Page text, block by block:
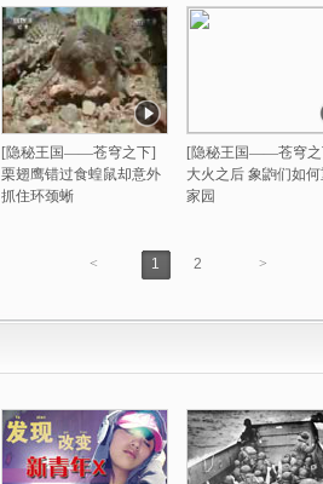
[隐秘王国——苍穹之下]
栗翅鹰错过食蝗鼠却意外
抓住环颈蜥
[隐秘王国——苍穹
大火之后 象鼩们如
家园
< 1 2 >